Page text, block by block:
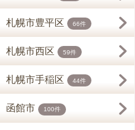
札幌市豊平区 66件
札幌市西区 59件
札幌市手稲区 44件
函館市 100件